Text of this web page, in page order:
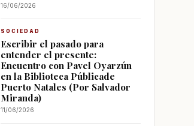
16/06/2026
SOCIEDAD
Escribir el pasado para
entender el presente:
Encuentro con Pavel Oyarzún
en la Biblioteca Públicade
Puerto Natales (Por Salvador
Miranda)
11/06/2026